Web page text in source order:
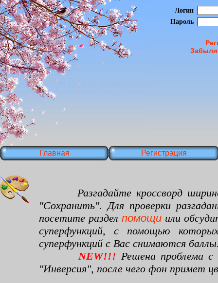
Логин
Пароль
Забыли
Главная Регистрация
Разгадайте кроссворд шириной
"Сохранить". Для проверки
посетите раздел помощиили
суперфункций, с помощью
суперфункций с Вас снимаются
NEW!!! Решена проблема
"Инверсия", после чего фон примет